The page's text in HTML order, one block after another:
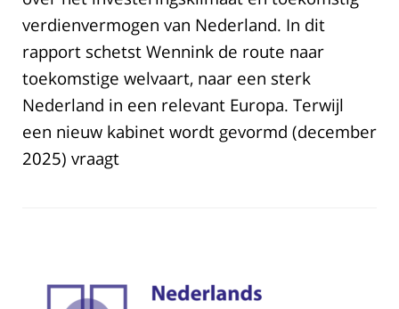
verdienvermogen van Nederland. In dit
rapport schetst Wennink de route naar
toekomstige welvaart, naar een sterk
Nederland in een relevant Europa. Terwijl
een nieuw kabinet wordt gevormd (december
2025) vraagt